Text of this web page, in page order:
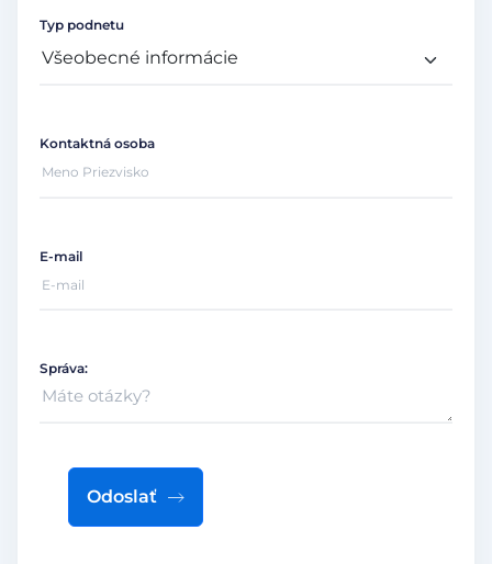
Typ podnetu
Kontaktná osoba
E-mail
Správa:
Odoslať